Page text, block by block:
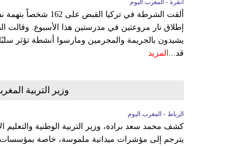
أنقرة - المغرب اليوم
ألقت الشرطة في
إطلاق نار مروعتين في مدرستين هذا الأسبوع. وقالت
قد... المزيد
وزير التربية
الرباط - المغرب اليوم
كشف محمد سعد برادة، وزير التربية الوطنية والتعليم
يترجم إلى مؤشرات ميدانية ملموسة، خاصة بمؤسسات